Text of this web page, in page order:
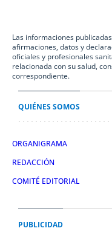
Las informaciones
afirmaciones, datos y
oficiales y profesionales
relacionada con su salud,
correspondiente.
QUIÉNES SOMOS
ORGANIGRAMA
REDACCIÓN
COMITÉ EDITORIAL
PUBLICIDAD